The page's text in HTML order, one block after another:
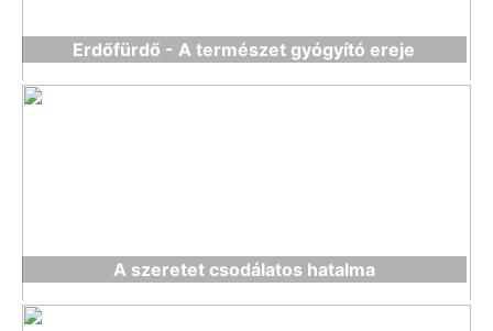
Erdőfürdő - A természet gyógyító ereje
A szeretet csodálatos hatalma